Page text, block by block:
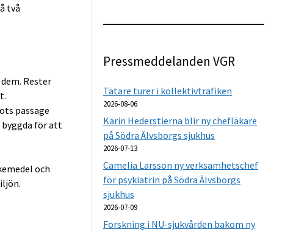
två
. Rester
passage
byggda för att
och
Pressmeddelanden VGR
Tätare turer i kollektivtrafiken
2026-08-06
Karin Hederstierna blir ny chefläkare
på Södra Älvsborgs sjukhus
2026-07-13
Camelia Larsson ny verksamhetschef
för psykiatrin på Södra Älvsborgs
sjukhus
2026-07-09
Forskning i NU-sjukvården bakom ny